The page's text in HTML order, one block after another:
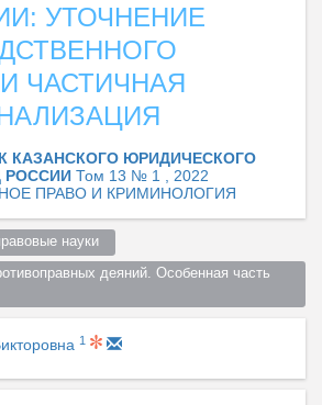
УТОЧНЕНИЕ
ЧАСТИЧНАЯ
КАЗАНСКОГО ЮРИДИЧЕСКОГО
РОССИИ Том 13 № 1 , 2022
ПРАВО И КРИМИНОЛОГИЯ
науки
деяний. Особенная часть
1